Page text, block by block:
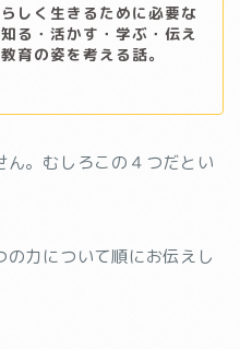
しく生きるために必要な
る・活かす・学ぶ・伝え
育の姿を考える話。
。むしろこの４つだとい
力について順にお伝えし